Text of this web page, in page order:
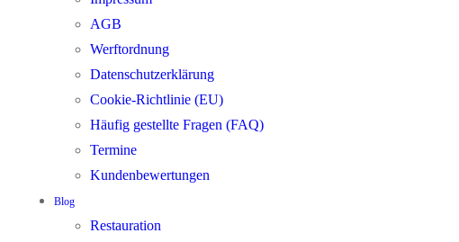
AGB
Werftordnung
Datenschutzerklärung
Cookie-Richtlinie (EU)
Häufig gestellte Fragen (FAQ)
Termine
Kundenbewertungen
Blog
Restauration